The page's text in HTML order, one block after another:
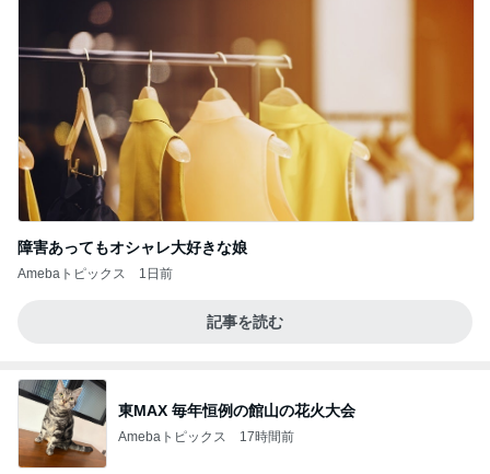
障害あってもオシャレ大好きな娘
Amebaトピックス 1日前
記事を読む
東MAX 毎年恒例の館山の花火大会
Amebaトピックス 17時間前